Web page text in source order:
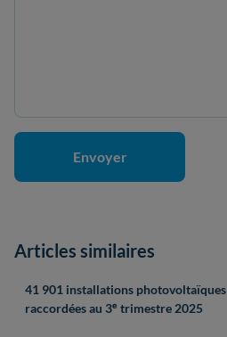
Articles similaires
41 901 installations photovoltaïques
raccordées au 3ᵉ trimestre 2025